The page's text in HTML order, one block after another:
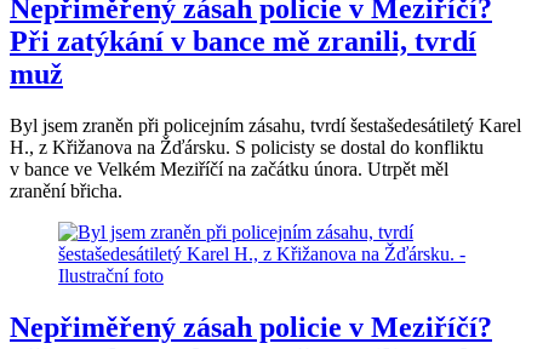
Nepřiměřený zásah policie v Meziříčí?
Při zatýkání v bance mě zranili, tvrdí
muž
Byl jsem zraněn při policejním zásahu, tvrdí šestašedesátiletý Karel
H., z Křižanova na Žďársku. S policisty se dostal do konfliktu
v bance ve Velkém Meziříčí na začátku února. Utrpět měl
zranění břicha.
Nepřiměřený zásah policie v Meziříčí?